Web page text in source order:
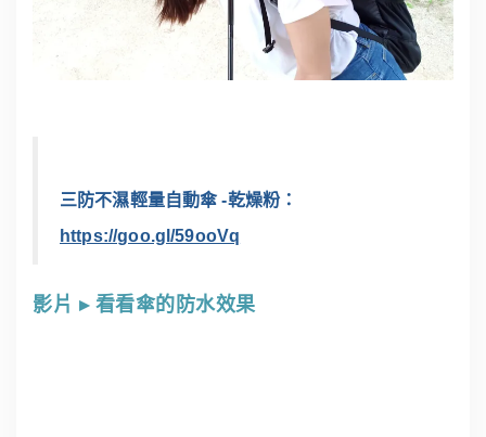
三防不濕輕量自動傘 -乾燥粉：
https://goo.gl/59ooVq
影片 ▸ 看看傘的防水效果